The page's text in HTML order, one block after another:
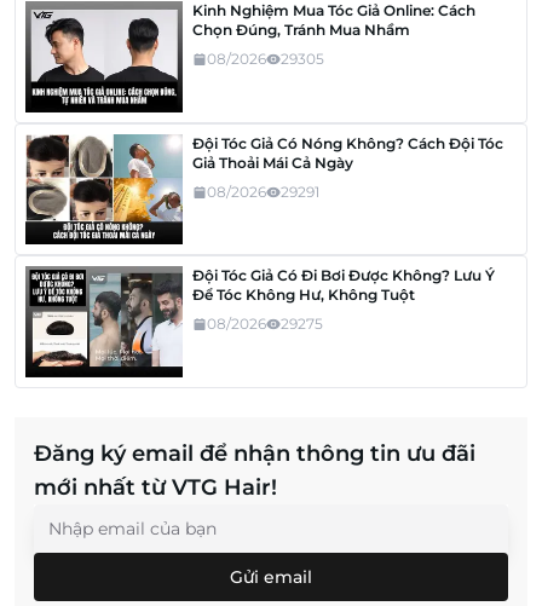
Kinh Nghiệm Mua Tóc Giả Online: Cách
Chọn Đúng, Tránh Mua Nhầm
08/2026
29305
Đội Tóc Giả Có Nóng Không? Cách Đội Tóc
Giả Thoải Mái Cả Ngày
08/2026
29291
Đội Tóc Giả Có Đi Bơi Được Không? Lưu Ý
Để Tóc Không Hư, Không Tuột
08/2026
29275
Đăng ký email để nhận thông tin ưu đãi
mới nhất từ VTG Hair!
Gửi email